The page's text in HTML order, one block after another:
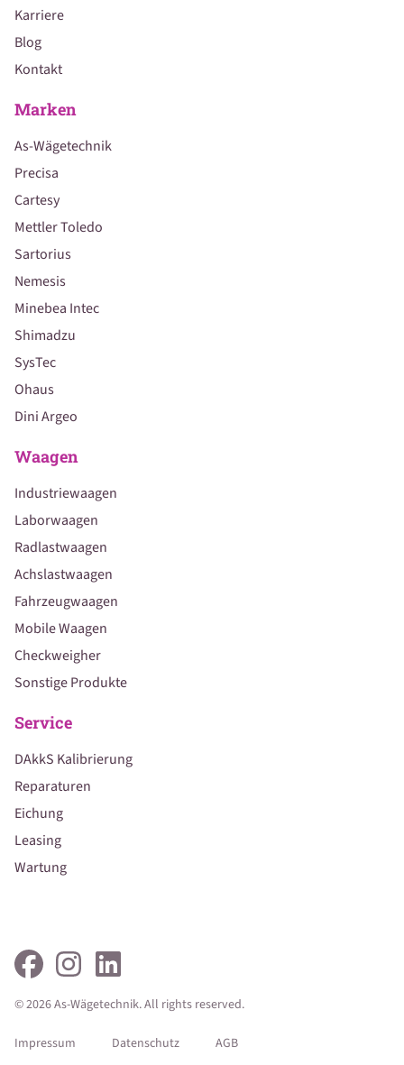
Karriere
Blog
Kontakt
Marken
As-Wägetechnik
Precisa
Cartesy
Mettler Toledo
Sartorius
Nemesis
Minebea Intec
Shimadzu
SysTec
Ohaus
Dini Argeo
Waagen
Industriewaagen
Laborwaagen
Radlastwaagen
Achslastwaagen
Fahrzeugwaagen
Mobile Waagen
Checkweigher
Sonstige Produkte
Service
DAkkS Kalibrierung
Reparaturen
Eichung
Leasing
Wartung
© 2026 As-Wägetechnik. All rights reserved.
Impressum Datenschutz AGB